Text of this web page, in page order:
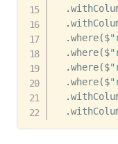
.
.
.where($
.where($
.where($
.where($
.
.